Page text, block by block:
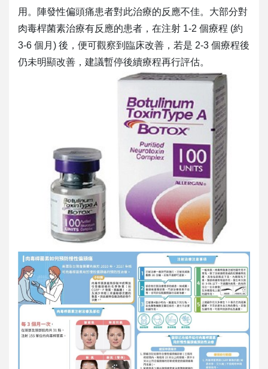
用。陣發性偏頭痛患者對此治療的反應不佳。大部分對
肉毒桿菌素治療有反應的患者，在注射 1-2 個療程 (約
3-6 個月) 後，便可觀察到臨床改善，若是 2-3 個療程後
仍未明顯改善，建議暫停後續療程再行評估。